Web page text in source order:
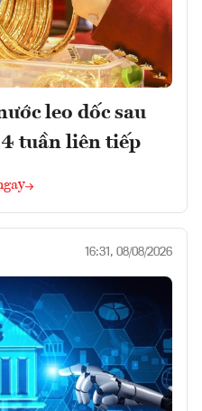
leo dốc sau
tuần liên tiếp
16:31, 08/08/2026